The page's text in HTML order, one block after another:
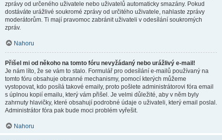
zprávy od určeného uživatele nebo uživatelů automaticky smazány. Pokud
dostáváte urážlivé soukromé zprávy od určitého uživatele, nahlaste zprávy
moderátorům. Ti mají pravomoc zabránit uživateli v odesílání soukromých
zpráv.
Nahoru
Přišel mi od někoho na tomto fóru nevyžádaný nebo urážlivý e-mail!
Je nám líto, že se vám to stalo. Formulář pro odesílání e-mailů používaný na
tomto fóru obsahuje obranné mechanismy, pomocí kterých můžeme
vystopovat, kdo posílá takové emaily, proto pošlete administrátorovi fóra email
s úplnou kopií emailu, který vám přišel. Je velmi důležité, aby v něm byly
zahrnuty hlavičky, které obsahují podrobné údaje o uživateli, který email poslal.
Administrátor fóra pak bude moci problém vyřešit.
Nahoru